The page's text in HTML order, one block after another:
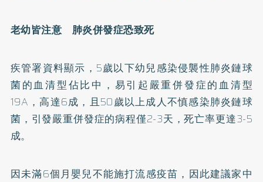
老幼皆注意 肺炎併發症恐致死
疾管署資料顯示，5歲以下幼兒感染侵襲性肺炎鏈球
菌的血清型佔比中，易引起嚴重併發症的血清型
19A，高達6成，且50歲以上成人不慎感染肺炎鏈球
菌，引發嚴重併發症的病程僅2-3天，死亡率更達3-5
成。
因未滿6個月嬰兒不能施打流感疫苗，因此建議家中